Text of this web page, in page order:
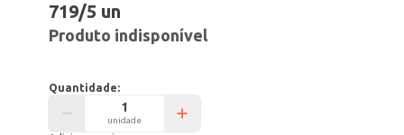
719/5 un
Produto indisponível
Quantidade:
unidade